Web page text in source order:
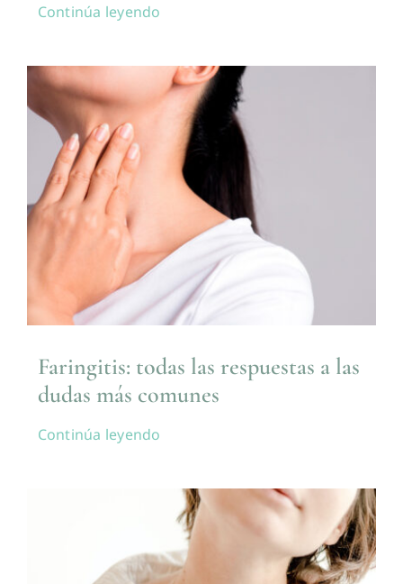
Continúa leyendo
Faringitis: todas las respuestas a las
dudas más comunes
Continúa leyendo